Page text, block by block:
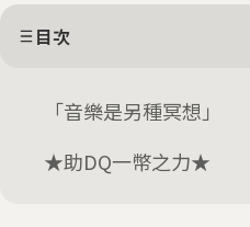
目次
「音樂是另種冥想」
★助DQ一幣之力★